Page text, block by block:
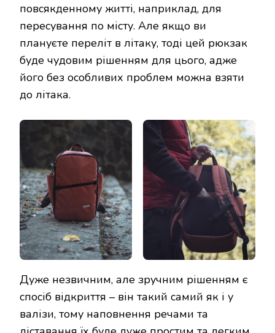
повсякденному житті, наприклад, для
пересування по місту. Але якщо ви
плануєте переліт в літаку, тоді цей рюкзак
буде чудовим рішенням для цього, адже
його без особливих проблем можна взяти
до літака.
Дуже незвичним, але зручним рішенням є
спосіб відкриття – він такий самий як і у
валізи, тому наповнення речами та